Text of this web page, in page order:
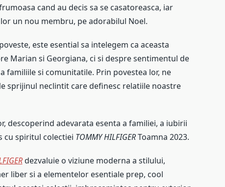
cand au decis sa se casatoreasca, iar
un nou membru, pe adorabilul Noel.
este esential sa intelegem ca aceasta
Marian si Georgiana, ci si despre sentimentul de
familiile si comunitatile. Prin povestea lor, ne
sprijinul neclintit care definesc relatiile noastre
descoperind adevarata esenta a familiei, a iubirii
cu spiritul colectiei TOMMY HILFIGERToamna 2023.
dezvaluie o viziune moderna a stilului,
liber si a elementelor esentiale prep, cool